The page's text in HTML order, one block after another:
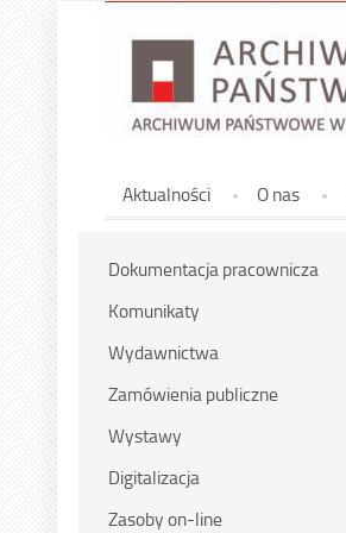
Górne
Aktualności O nas
Dokumentacja pracownicza
Komunikaty
Wydawnictwa
Zamówienia publiczne
Wystawy
Digitalizacja
Zasoby on-line